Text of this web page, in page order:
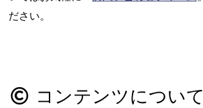
ださい。
コンテンツについて